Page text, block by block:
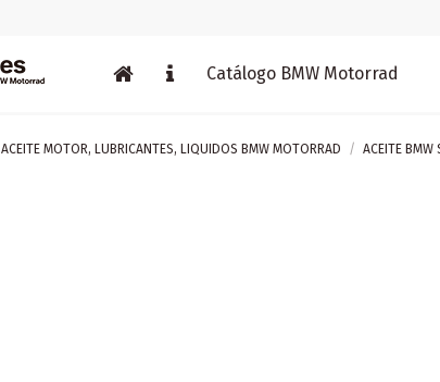
Catálogo BMW Motorrad
ACEITE MOTOR, LUBRICANTES, LIQUIDOS BMW MOTORRAD ACEITE BMW